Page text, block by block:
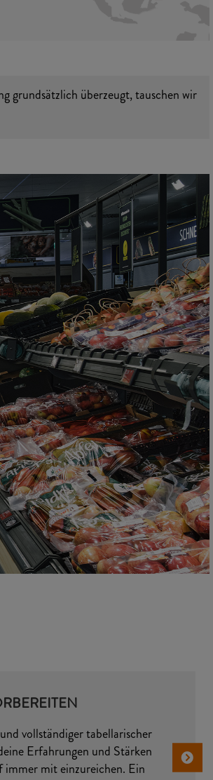
grundsätzlich überzeugt, tauschen wir
vollständiger tabellarischer
Erfahrungen und Stärken
immer mit einzureichen. Ein